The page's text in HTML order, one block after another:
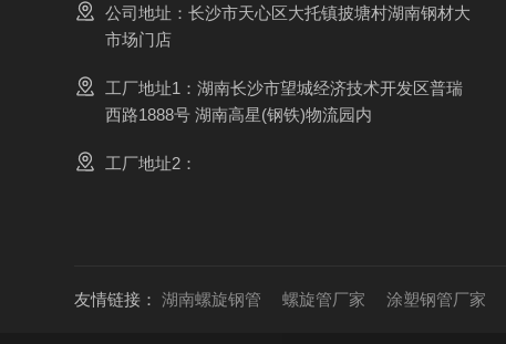
公司地址：长沙市天心区大托镇披塘村湖南钢材大
市场门店
工厂地址1：湖南长沙市望城经济技术开发区普瑞
西路1888号 湖南高星(钢铁)物流园内
工厂地址2：
友情链接：湖南螺旋钢管 螺旋管厂家 涂塑钢管厂家